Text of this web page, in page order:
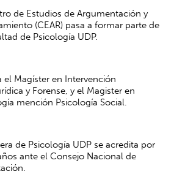
de Estudios de Argumentación y
(CEAR) pasa a formar parte de
de Psicología UDP.
el Magíster en Intervención
y Forense, y el Magister en
mención Psicología Social.
de Psicología UDP se acredita por
ante el Consejo Nacional de